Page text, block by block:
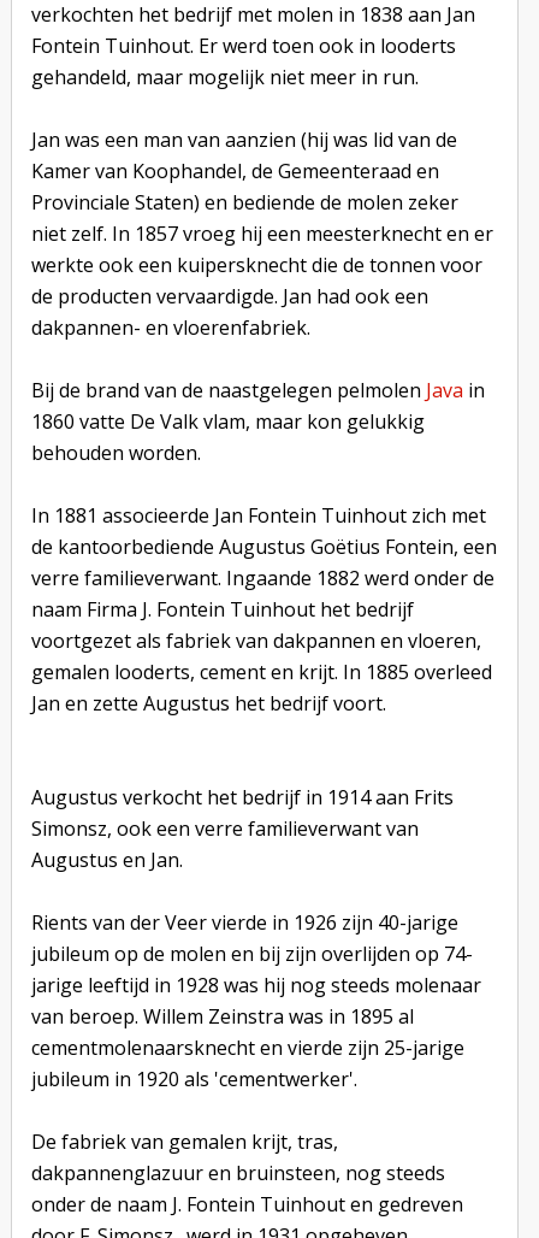
verkochten het bedrijf met molen in 1838 aan Jan
Fontein Tuinhout. Er werd toen ook in looderts
gehandeld, maar mogelijk niet meer in run.
Jan was een man van aanzien (hij was lid van de
Kamer van Koophandel, de Gemeenteraad en
Provinciale Staten) en bediende de molen zeker
niet zelf. In 1857 vroeg hij een meesterknecht en er
werkte ook een kuipersknecht die de tonnen voor
de producten vervaardigde. Jan had ook een
dakpannen- en vloerenfabriek.
Bij de brand van de naastgelegen pelmolen Java in
1860 vatte De Valk vlam, maar kon gelukkig
behouden worden.
In 1881 associeerde Jan Fontein Tuinhout zich met
de kantoorbediende Augustus Goëtius Fontein, een
verre familieverwant. Ingaande 1882 werd onder de
naam Firma J. Fontein Tuinhout het bedrijf
voortgezet als fabriek van dakpannen en vloeren,
gemalen looderts, cement en krijt. In 1885 overleed
Jan en zette Augustus het bedrijf voort.
Augustus verkocht het bedrijf in 1914 aan Frits
Simonsz, ook een verre familieverwant van
Augustus en Jan.
Rients van der Veer vierde in 1926 zijn 40-jarige
jubileum op de molen en bij zijn overlijden op 74-
jarige leeftijd in 1928 was hij nog steeds molenaar
van beroep. Willem Zeinstra was in 1895 al
cementmolenaarsknecht en vierde zijn 25-jarige
jubileum in 1920 als 'cementwerker'.
De fabriek van gemalen krijt, tras,
dakpannenglazuur en bruinsteen, nog steeds
onder de naam J. Fontein Tuinhout en gedreven